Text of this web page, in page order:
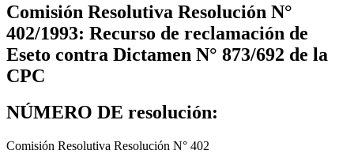
Comisión Resolutiva Resolución N°
402/1993: Recurso de reclamación de
Eseto contra Dictamen N° 873/692 de la
CPC
NÚMERO DE resolución:
Comisión Resolutiva Resolución N° 402